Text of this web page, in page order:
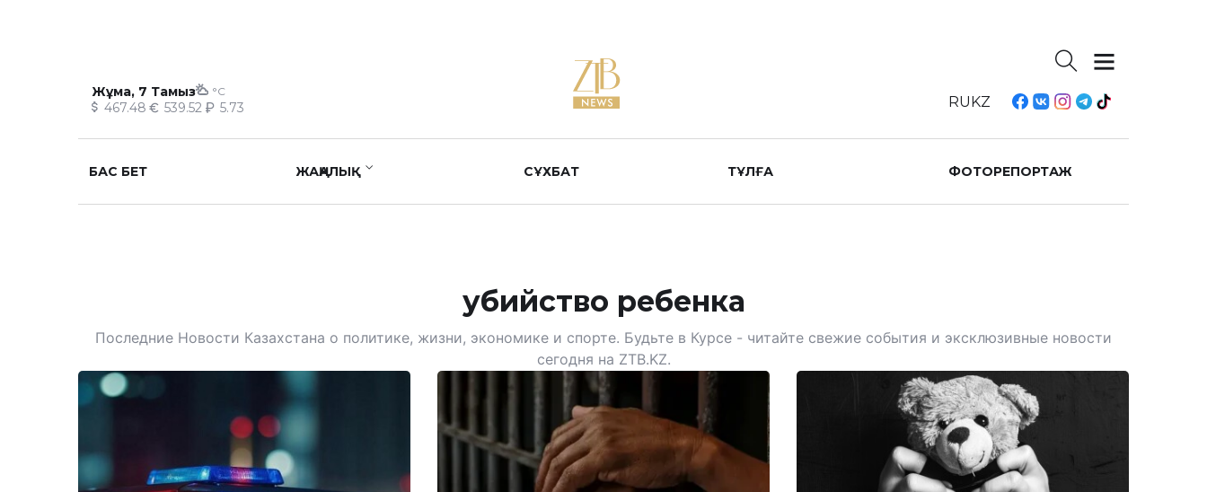
Жұма, 7 Тамыз °C
467.48 539.52 5.73 RUKZ
БАС БЕТ ЖАҢАЛЫҚ СҰХБАТ ТҰЛҒА ФОТОРЕПОРТАЖ
убийство ребенка
Последние Новости Казахстана о политике, жизни, экономике и спорте. Будьте в Курсе - читайте свежие события и эксклюзивные новости
сегодня на ZTB.KZ.